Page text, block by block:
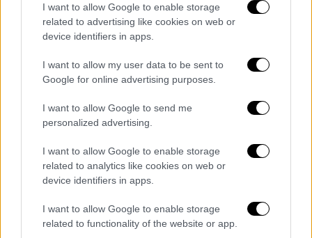
I want to allow Google to enable storage
related to advertising like cookies on web or
device identifiers in apps.
I want to allow my user data to be sent to
Google for online advertising purposes.
I want to allow Google to send me
personalized advertising.
I want to allow Google to enable storage
related to analytics like cookies on web or
device identifiers in apps.
I want to allow Google to enable storage
related to functionality of the website or app.
Δελτίο...|08.08.2026 16:18
Δελτίο στην νοηματική 08/08/2026
ΑΠΟΣΠΑΣΜΑΤΑ...|07.08.2026 14:13
Ανησυχία για την έξαρση της γρίπης Α
σε τουριστικούς προορισμούς
Κεντρικό...| 07.08.2026 19:53